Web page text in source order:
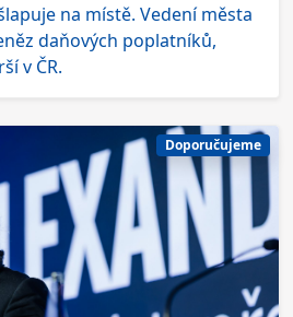
na místě. Vedení města
daňových poplatníků,
v ČR.
Doporučujeme